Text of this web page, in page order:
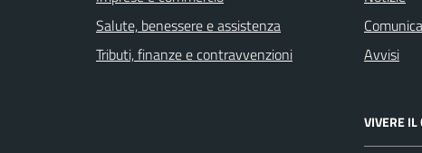
Salute, benessere e assistenza
Tributi, finanze e contravvenzioni
Avvisi
VIVERE